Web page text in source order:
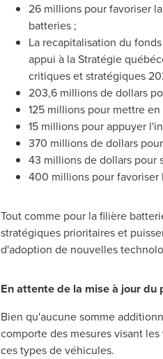
26 millions pour favoriser
batteries ;
La recapitalisation du
appui à la Stratégie
critiques et stratégiques
203,6 millions de dollars
125 millions pour mettre
15 millions pour appuyer
370 millions de dollars
43 millions de dollars pour
400 millions pour
Tout comme pour la filière
stratégiques prioritaires et
d'adoption de nouvelles
En attente de la mise à jour
Bien qu'aucune somme
comporte des mesures visant
ces types de véhicules.